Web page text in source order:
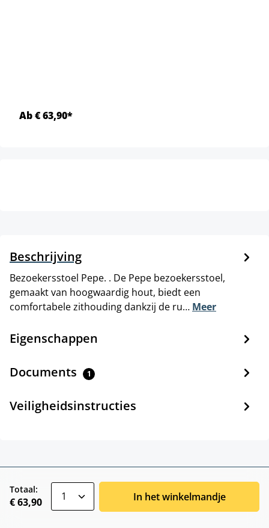
Ab € 63,90*
Beschrijving
Bezoekersstoel Pepe. . De Pepe bezoekersstoel,
gemaakt van hoogwaardig hout, biedt een
comfortabele zithouding dankzij de ru… Meer
Eigenschappen
Documents 1
Veiligheidsinstructies
Totaal:
€ 63,90 In het winkelmandje